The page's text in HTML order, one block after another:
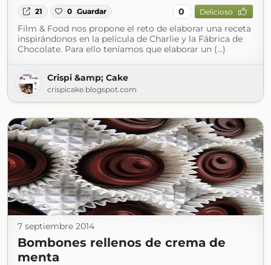
21 0 Guardar 0 Delicioso
Film & Food nos propone el reto de elaborar una receta
inspirándonos en la película de Charlie y la Fábrica de
Chocolate. Para ello teníamos que elaborar un (...)
Crispi &amp; Cake
crispicake.blogspot.com
7 septiembre 2014
Bombones rellenos de crema de
menta